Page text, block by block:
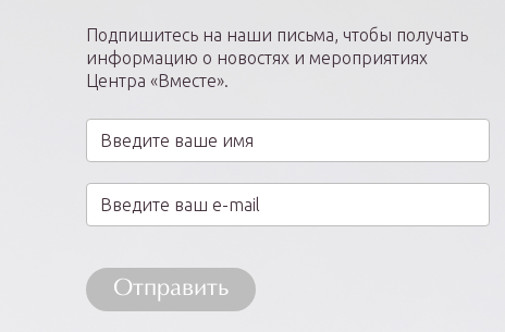
Подпишитесь на наши письма, чтобы получать
информацию о новостях и мероприятиях
Центра «Вместе».
Отправить